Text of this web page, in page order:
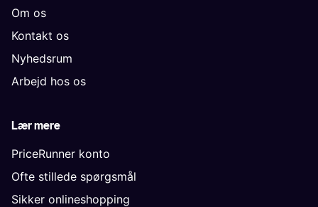
Om os
Kontakt os
Nyhedsrum
Arbejd hos os
Lær mere
PriceRunner konto
Ofte stillede spørgsmål
Sikker onlineshopping